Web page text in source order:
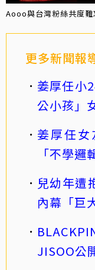
Aooo與台灣粉絲共度
更多新聞報
姜厚任小
公小孩」
姜厚任
「不學邏
兒幼年遭
內幕「巨
JISOO公